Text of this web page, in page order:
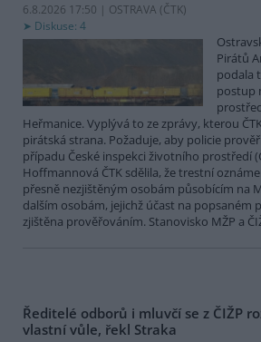
6.8.2026 17:50 | OSTRAVA (ČTK)
Diskuse: 4
Pirátů
podala
postup
Heřmanice. Vyplývá to ze zprávy, kterou
pirátská strana. Požaduje, aby policie
případu České inspekci životního prostředí
Hoffmannová ČTK sdělila, že trestní
přesně nezjištěným osobám působícím na
dalším osobám, jejichž účast na popsaném
zjištěna prověřováním. Stanovisko MŽP a
Ředitelé odborů i mluvčí se z ČIŽP
vlastní vůle, řekl Straka